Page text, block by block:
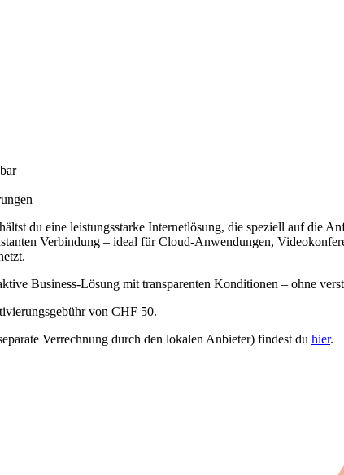
du eine leistungsstarke Internetlösung, die speziell auf die
Verbindung – ideal für Cloud-Anwendungen,
Business-Lösung mit transparenten Konditionen – ohne
von CHF 50.–
Verrechnung durch den lokalen Anbieter) findest du hier.